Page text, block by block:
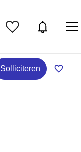
Solliciteren